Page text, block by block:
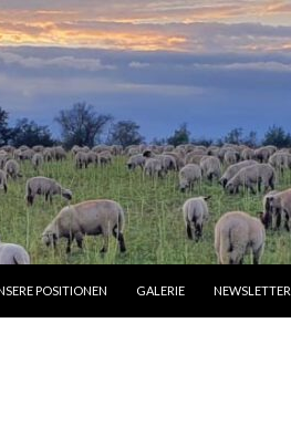
POSITIONEN GALERIE NEWSLETTER